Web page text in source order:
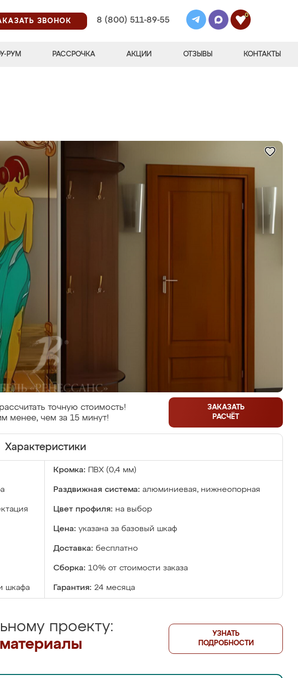
ЗВОНОК
8 (800) 511-89-55
0
РУМ РАССРОЧКА АКЦИИ ОТЗЫВЫ КОНТАКТЫ
точную стоимость!
менее, чем за 15 минут!
ЗАКАЗАТЬ
РАСЧЁТ
Характеристики
Кромка: ПВХ (0,4 мм)
Раздвижная система: алюминиевая, нижнеопорная
Цвет профиля: на выбор
Цена: указана за базовый шкаф
Доставка: бесплатно
Сборка: 10% от стоимости заказа
шкафа Гарантия: 24 месяца
проекту:
УЗНАТЬ
ПОДРОБНОСТИ